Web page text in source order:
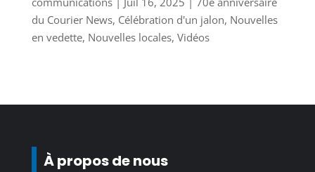
du Courier News, Célébration d'un jalon, Nouvelles
en vedette, Nouvelles locales, Vidéos
À propos de nous